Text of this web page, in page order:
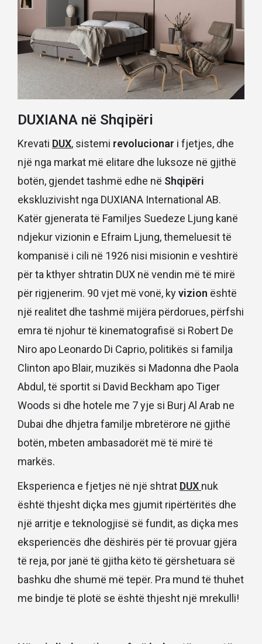
DUXIANA në Shqipëri
Krevati DUX, sistemi revolucionar i fjetjes, dhe
një nga markat më elitare dhe luksoze në gjithë
botën, gjendet tashmë edhe në Shqipëri
ekskluzivisht nga DUXIANA International AB.
Katër gjenerata të Familjes Suedeze Ljung kanë
ndjekur vizionin e Efraim Ljung, themeluesit të
kompanisë i cili në 1926 nisi misionin e veshtirë
për ta kthyer shtratin DUX në vendin më të mirë
për rigjenerim. 90 vjet më vonë, kyvizion është
një realitet dhe tashmë mijëra përdorues, përfshi
emra të njohur të kinematografisë si Robert De
Niro apo Leonardo Di Caprio, politikës si familja
Clinton apo Blair, muzikës si Madonna dhe Paola
Abdul, të sportit si David Beckham apo Tiger
Woods si dhe hotele me 7 yje si Burj Al Arab ne
Dubai dhe dhjetra familje mbretërore në gjithë
botën, mbeten ambasadorët më të mirë të
markës.
Eksperienca e fjetjes në një shtrat DUX nuk
është thjesht diçka mes gjumit ripërtëritës dhe
një arritje e teknologjisë së fundit, as diçka mes
eksperiencës dhe dëshirës për të provuar gjëra
të reja, por janë të gjitha këto të gërshetuara së
bashku dhe shumë më tepër. Pra mund të thuhet
me bindje të plotë se është thjesht një mrekulli!